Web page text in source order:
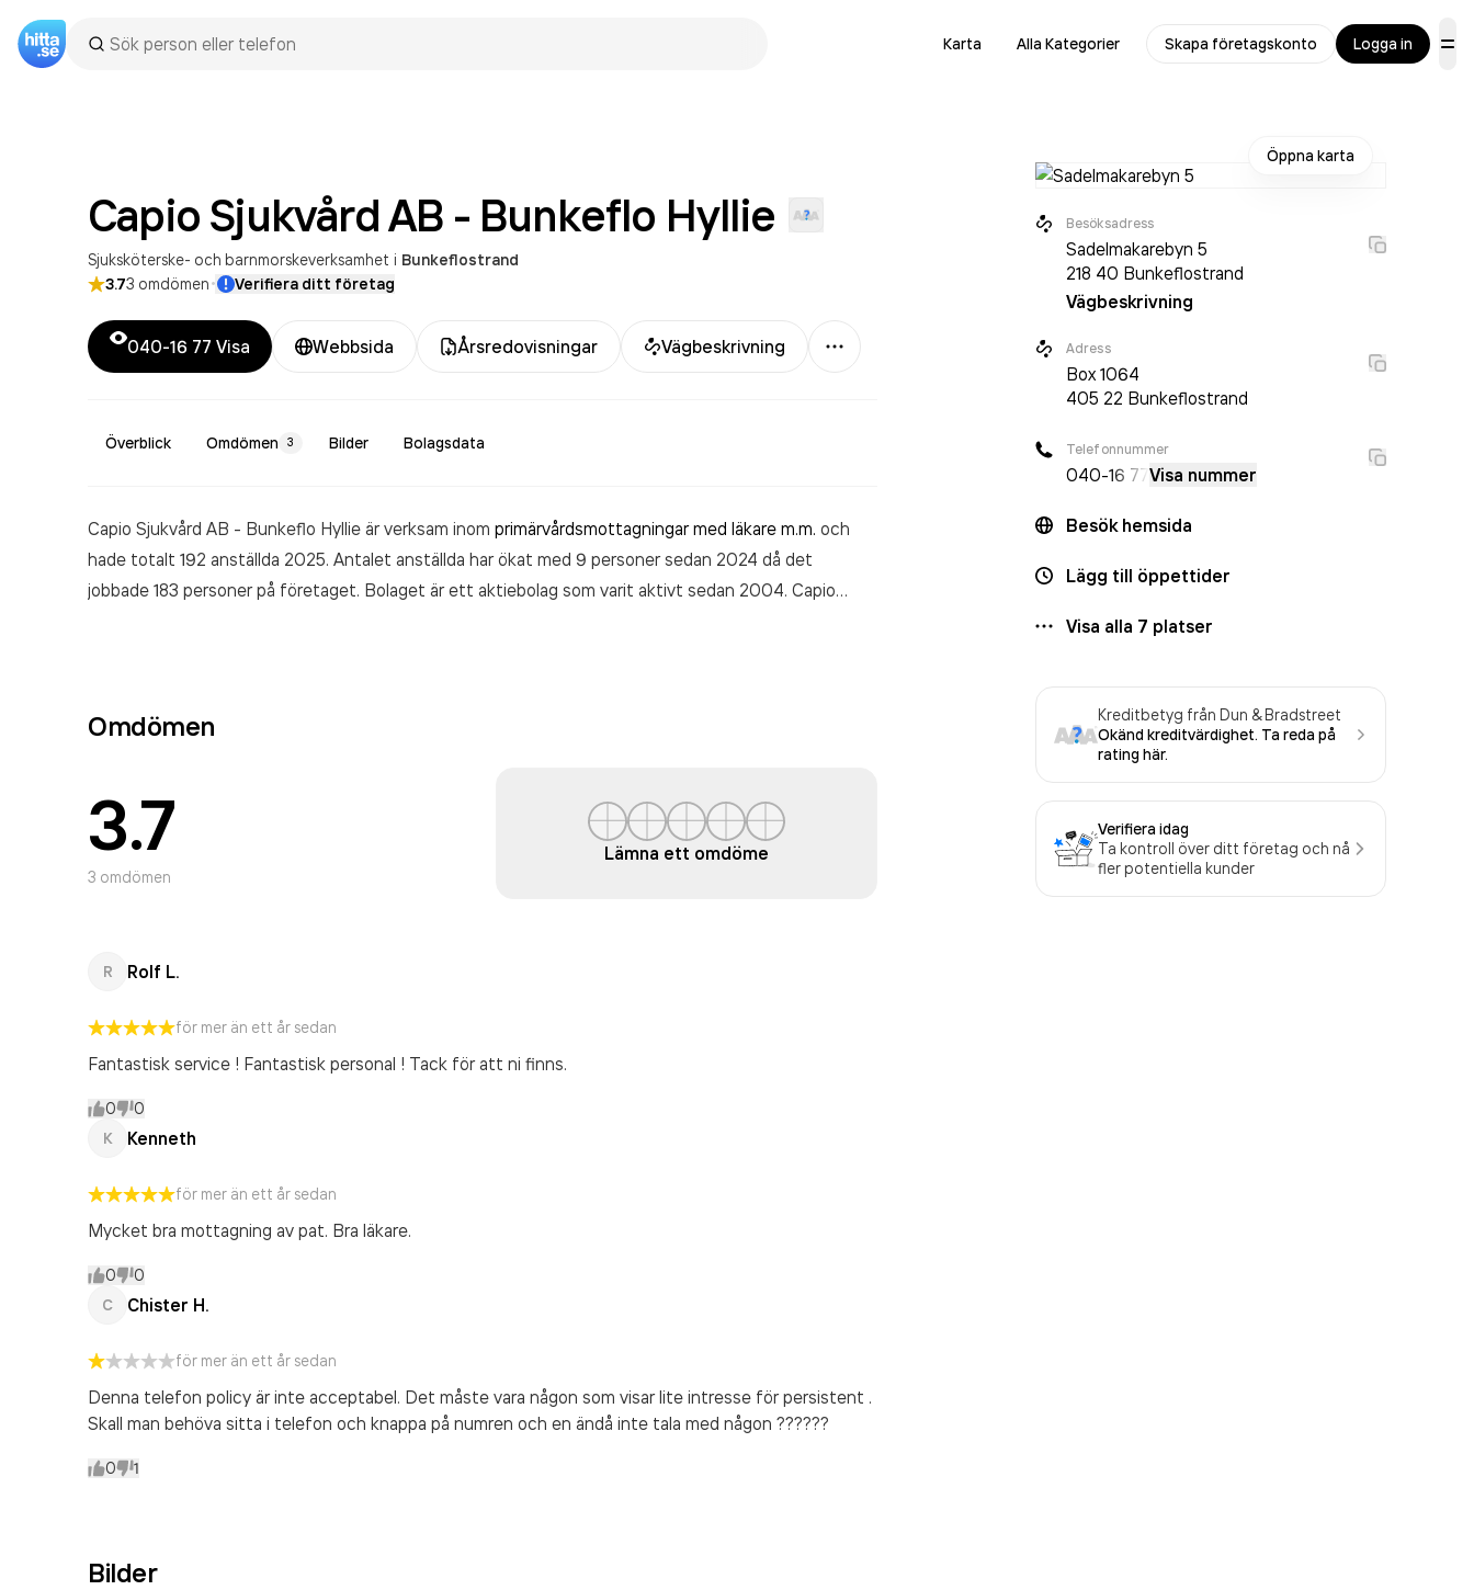
Karta Alla Kategorier Skapa företagskonto Logga in
Capio Sjukvård AB - Bunkeflo Hyllie
Sjuksköterske- och barnmorskeverksamhet i Bunkeflostrand
3.73 omdömen· Verifiera ditt företag
040-16 77 Visa Webbsida Årsredovisningar Vägbeskrivning
Mer
Överblick Omdömen 3 Bilder Bolagsdata
Capio Sjukvård AB - Bunkeflo Hyllie är verksam inom primärvårdsmottagningar med läkare m.m. och
hade totalt 192 anställda 2025. Antalet anställda har ökat med 9 personer sedan 2024 då det
jobbade 183 personer på företaget. Bolaget är ett aktiebolag som varit aktivt sedan 2004. Capio
Omdömen
3.7
3 omdömen
Lämna ett omdöme
R Rolf L.
för mer än ett år sedan
Fantastisk service ! Fantastisk personal ! Tack för att ni finns.
0 0
K Kenneth
för mer än ett år sedan
Mycket bra mottagning av pat. Bra läkare.
0 0
C Chister H.
för mer än ett år sedan
Denna telefon policy är inte acceptabel. Det måste vara någon som visar lite intresse för persistent .
Skall man behöva sitta i telefon och knappa på numren och en ändå inte tala med någon ??????
0 1
Bilder
Öppna karta
Besöksadress
Sadelmakarebyn 5
218 40 Bunkeflostrand
Vägbeskrivning
Adress
Box1064
405 22 Bunkeflostrand
Telefonnummer
040-16 77Visa nummer
Besök hemsida
Lägg till öppettider
Visa alla 7 platser
Kreditbetyg från Dun & Bradstreet
Okänd kreditvärdighet. Ta reda på
rating här.
Verifiera idag
Ta kontroll över ditt företag och nå
fler potentiella kunder